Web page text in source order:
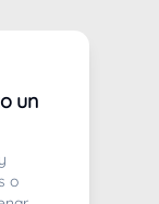
un
o